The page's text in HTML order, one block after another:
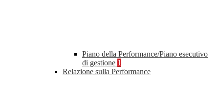
Piano della Performance/Piano esecutivo
di gestione 1
Relazione sulla Performance